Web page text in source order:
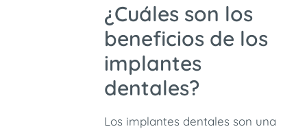
¿Cuáles son los
beneficios de los
implantes
dentales?
Los implantes dentales son una